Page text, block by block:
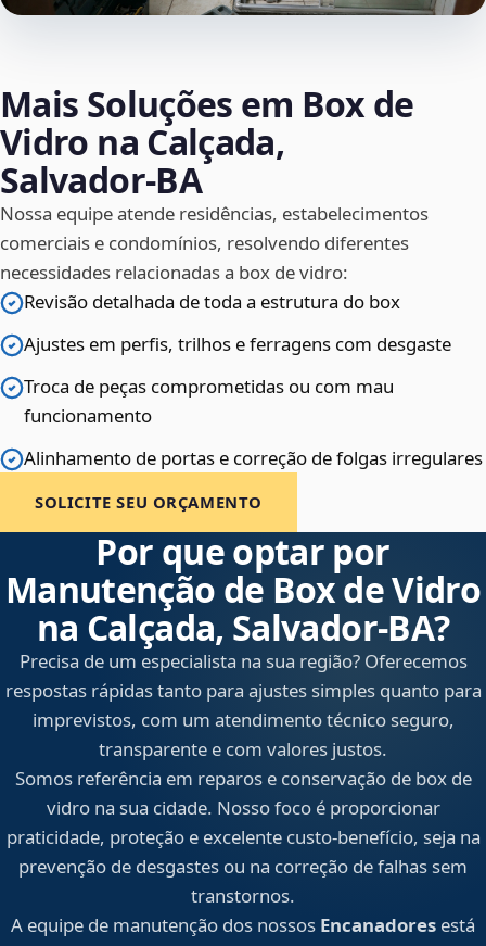
Mais Soluções em Box de
Vidro na Calçada,
Salvador‑BA
Nossa equipe atende residências, estabelecimentos
comerciais e condomínios, resolvendo diferentes
necessidades relacionadas a box de vidro:
Revisão detalhada de toda a estrutura do box
Ajustes em perfis, trilhos e ferragens com desgaste
Troca de peças comprometidas ou com mau
funcionamento
Alinhamento de portas e correção de folgas irregulares
SOLICITE SEU ORÇAMENTO
Por que optar por
Manutenção de Box de Vidro
na Calçada, Salvador‑BA?
Precisa de um especialista na sua região? Oferecemos
respostas rápidas tanto para ajustes simples quanto para
imprevistos, com um atendimento técnico seguro,
transparente e com valores justos.
Somos referência em reparos e conservação de box de
vidro na sua cidade. Nosso foco é proporcionar
praticidade, proteção e excelente custo-benefício, seja na
prevenção de desgastes ou na correção de falhas sem
transtornos.
A equipe de manutenção dos nossos Encanadores está